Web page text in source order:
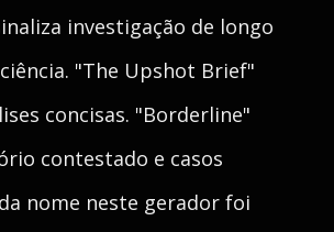
investigação de longo
"The Upshot Brief"
concisas. "Borderline"
contestado e casos
nome neste gerador foi